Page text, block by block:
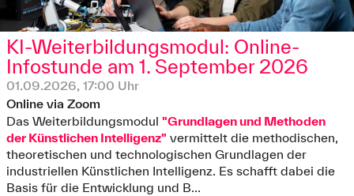
KI-Weiterbildungsmodul: Online-
Infostunde am 1. September 2026
01.09.2026, 17:00 Uhr
Online via Zoom
Das Weiterbildungsmodul"Grundlagen und Methoden
der Künstlichen Intelligenz" vermittelt die methodischen,
theoretischen und technologischen Grundlagen der
industriellen Künstlichen Intelligenz. Es schafft dabei die
Basis für die Entwicklung und B...